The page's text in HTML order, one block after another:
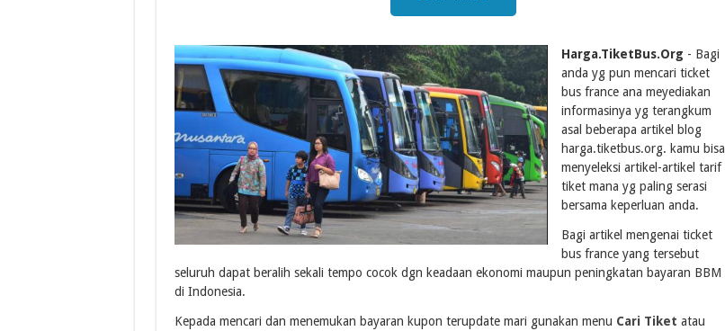
Harga.TiketBus.Org - Bagi
anda yg pun mencari ticket
bus france ana meyediakan
informasinya yg terangkum
asal beberapa artikel blog
harga.tiketbus.org. kamu bisa
menyeleksi artikel-artikel tarif
tiket mana yg paling serasi
bersama keperluan anda.
Bagi artikel mengenai ticket
bus france yang tersebut
seluruh dapat beralih sekali tempo cocok dgn keadaan ekonomi maupun peningkatan bayaran BBM
di Indonesia.
Kepada mencari dan menemukan bayaran kupon terupdate mari gunakan menu Cari Tiket atau